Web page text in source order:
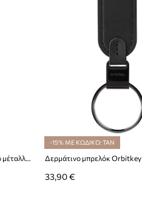
Swarovski κρεμαστό γυναικείο από μέταλλο με κρύσταλλο Swarovski MINIONS
-15% ΜΕ ΚΩΔΙΚΟ: TAN
Δερμάτινο μπρελόκ Orbitkey
33,90 €